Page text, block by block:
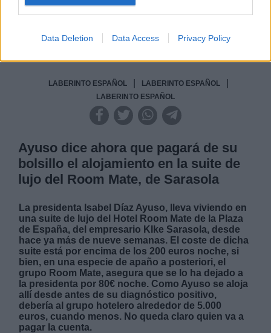
Data Deletion Data Access Privacy Policy
NOTICIAS MAS VISTAS
LABERINTO ESPAÑOL LABERINTO ESPAÑOL
LABERINTO ESPAÑOL
Ayuso dice ahora que pagará de su
bolsillo el alojamiento en la suite de
lujo del Room Mate, de Sarasola
La presidenta Isabel Díaz Ayuso, lleva viviendo en
una suite de lujo del Hotel Room Mate de la Plaza
de España, del empresario KIke Sarasola, desde
hace ya más de nueve semanas. El coste de dicha
suite está por encima de los 200 euros noche, si
bien, en una especie de apaño a posteriori, el
grupo Room Mate, asegura que se lo ha dejado a
la presidenta por 80€ noche. Como Ayuso se aloja
allí desde antes de su diagnóstico positivo,
debería al grupo hotelero alrededor de 5.000
euros, cuando menos. No queda claro quien va a
pagar la cuenta.